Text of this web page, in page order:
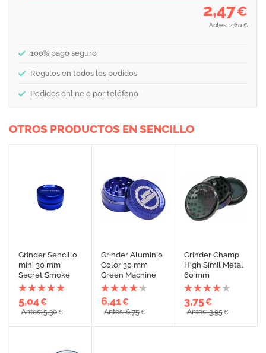
2,47€
Antes: 2,60 €
100% pago seguro
Regalos en todos los pedidos
Pedidos online o por teléfono
OTROS PRODUCTOS EN SENCILLO
Grinder Sencillo
mini 30 mm
Secret Smoke
5,04€
Antes: 5,30€
Grinder Aluminio
Color 30 mm
Green Machine
6,41€
Antes: 6,75€
Grinder Champ
High Símil Metal
60 mm
3,75€
Antes: 3,95€